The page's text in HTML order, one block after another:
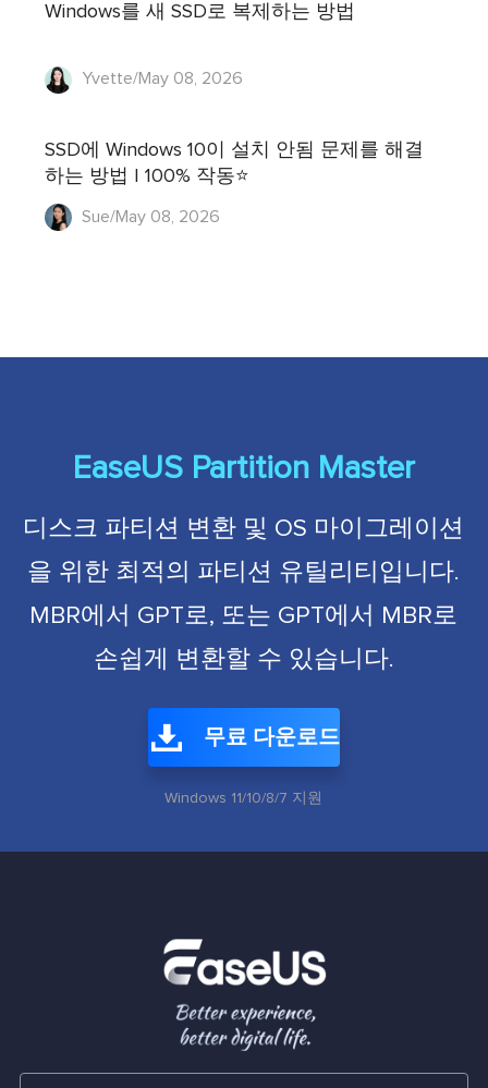
Windows를 새 SSD로 복제하는 방법
Yvette/May 08, 2026
SSD에 Windows 10이 설치 안됨 문제를 해결
하는 방법 | 100% 작동⭐
Sue/May 08, 2026
EaseUS Partition Master
디스크 파티션 변환 및 OS 마이그레이션
을 위한 최적의 파티션 유틸리티입니다.
MBR에서 GPT로, 또는 GPT에서 MBR로
손쉽게 변환할 수 있습니다.
무료 다운로드
Windows 11/10/8/7 지원